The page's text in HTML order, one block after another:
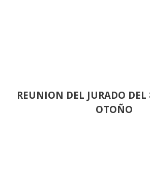
REUNION DEL JURADO
OTOÑO